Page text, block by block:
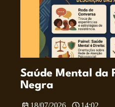
Saúde Mental da
Negra
18/07/2026 14:02